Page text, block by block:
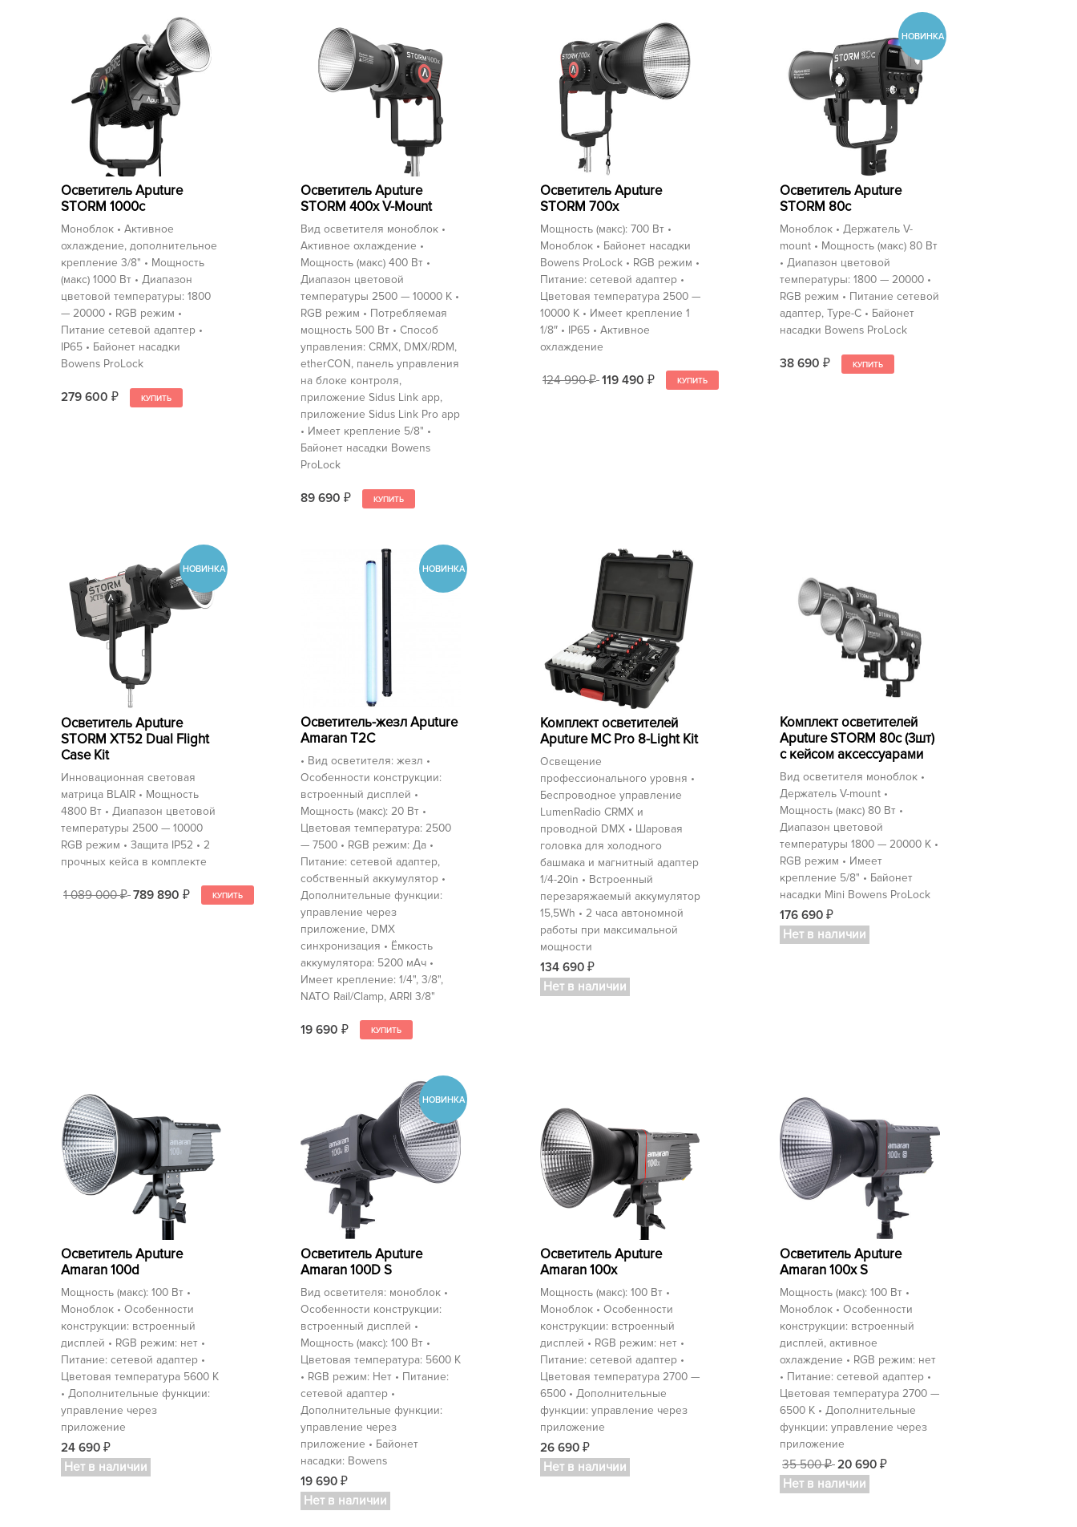
Осветитель Aputure
STORM 1000c
Моноблок • Активное
охлаждение, дополнительное
крепление 3/8" • Мощность
(макс) 1000 Вт • Диапазон
цветовой температуры: 1800
— 20000 • RGB режим •
Питание сетевой адаптер •
IP65 • Байонет насадки
Bowens ProLock
279 600 ₽
Осветитель Aputure
STORM 400x V-Mount
Вид осветителя моноблок •
Активное охлаждение •
Мощность (макс) 400 Вт •
Диапазон цветовой
температуры 2500 — 10000 K •
RGB режим • Потребляемая
мощность 500 Вт • Способ
управления: CRMX, DMX/RDM,
etherCON, панель управления
на блоке контроля,
приложение Sidus Link app,
приложение Sidus Link Pro app
• Имеет крепление 5/8" •
Байонет насадки Bowens
ProLock
89 690 ₽
Осветитель Aputure
STORM 700x
Мощность (макс): 700 Вт •
Моноблок • Байонет насадки
Bowens ProLock • RGB режим •
Питание: сетевой адаптер •
Цветовая температура 2500 —
10000 K • Имеет крепление 1
1/8″ • IP65 • Активное
охлаждение
124 990₽ 119 490 ₽
Осветитель Aputure
STORM 80c
Моноблок • Держатель V-
mount • Мощность (макс) 80 Вт
• Диапазон цветовой
температуры: 1800 — 20000 •
RGB режим • Питание сетевой
адаптер, Type-C • Байонет
насадки Bowens ProLock
38 690 ₽
Осветитель Aputure
STORM XT52 Dual Flight
Case Kit
Инновационная световая
матрица BLAIR • Мощность
4800 Вт • Диапазон цветовой
температуры 2500 — 10000
RGB режим • Защита IP52 • 2
прочных кейса в комплекте
1 089 000₽ 789 890 ₽
Осветитель-жезл Aputure
Amaran T2C
• Вид осветителя: жезл •
Особенности конструкции:
встроенный дисплей •
Мощность (макс): 20 Вт •
Цветовая температура: 2500
— 7500 • RGB режим: Да •
Питание: сетевой адаптер,
собственный аккумулятор •
Дополнительные функции:
управление через
приложение, DMX
синхронизация • Ёмкость
аккумулятора: 5200 мАч •
Имеет крепление: 1/4", 3/8",
NATO Rail/Clamp, ARRI 3/8"
19 690 ₽
Комплект осветителей
Aputure MC Pro 8-Light Kit
Освещение
профессионального уровня •
Беспроводное управление
LumenRadio CRMX и
проводной DMX • Шаровая
головка для холодного
башмака и магнитный адаптер
1/4-20in • Встроенный
перезаряжаемый аккумулятор
15,5Wh • 2 часа автономной
работы при максимальной
мощности
134 690 ₽
Нет в наличии
Комплект осветителей
Aputure STORM 80c (3шт)
с кейсом аксессуарами
Вид осветителя моноблок •
Держатель V-mount •
Мощность (макс) 80 Вт •
Диапазон цветовой
температуры 1800 — 20000 K •
RGB режим • Имеет
крепление 5/8" • Байонет
насадки Mini Bowens ProLock
176 690 ₽
Нет в наличии
Осветитель Aputure
Amaran 100d
Мощность (макс): 100 Вт •
Моноблок • Особенности
конструкции: встроенный
дисплей • RGB режим: нет •
Питание: сетевой адаптер •
Цветовая температура 5600 K
• Дополнительные функции:
управление через
приложение
24 690 ₽
Нет в наличии
Осветитель Aputure
Amaran 100D S
Вид осветителя: моноблок •
Особенности конструкции:
встроенный дисплей •
Мощность (макс): 100 Вт •
Цветовая температура: 5600 K
• RGB режим: Нет • Питание:
сетевой адаптер •
Дополнительные функции:
управление через
приложение • Байонет
насадки: Bowens
19 690 ₽
Нет в наличии
Осветитель Aputure
Amaran 100x
Мощность (макс): 100 Вт •
Моноблок • Особенности
конструкции: встроенный
дисплей • RGB режим: нет •
Питание: сетевой адаптер •
Цветовая температура 2700 —
6500 • Дополнительные
функции: управление через
приложение
26 690 ₽
Нет в наличии
Осветитель Aputure
Amaran 100x S
Мощность (макс): 100 Вт •
Моноблок • Особенности
конструкции: встроенный
дисплей, активное
охлаждение • RGB режим: нет
• Питание: сетевой адаптер •
Цветовая температура 2700 —
6500 K • Дополнительные
функции: управление через
приложение
35 500₽ 20 690 ₽
Нет в наличии